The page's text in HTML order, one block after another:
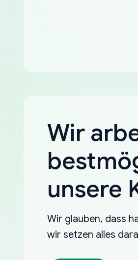
Wir
unsere
Wir glauben, dass
wir setzen alles